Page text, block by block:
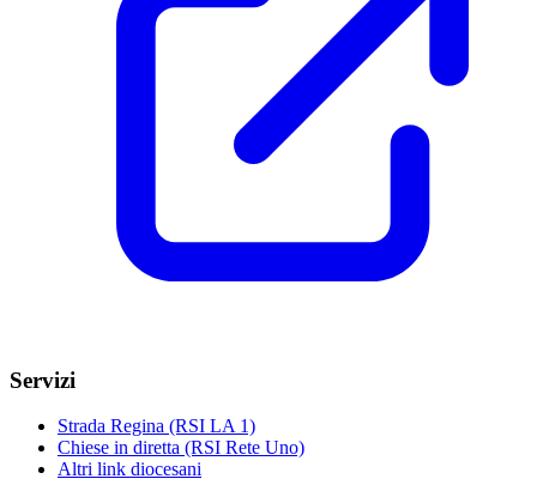
Servizi
Strada Regina (RSI LA 1)
Chiese in diretta (RSI Rete Uno)
Altri link diocesani